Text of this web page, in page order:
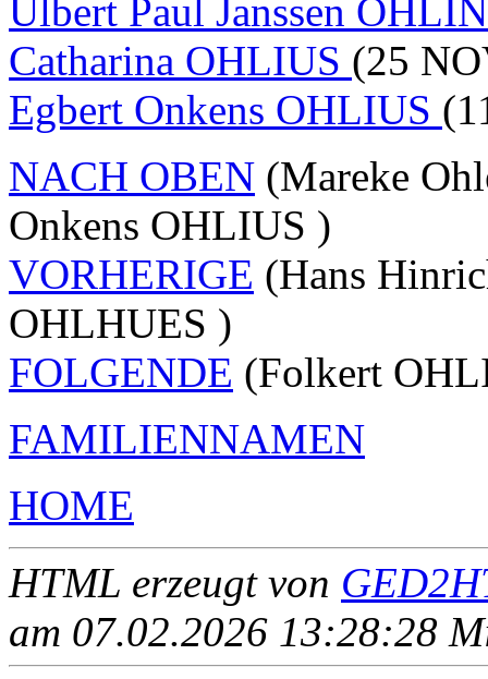
Ülbert Paul Janssen
Catharina OHLIUS (25
Egbert Onkens OHLIUS
NACH OBEN (Mareke
Onkens OHLIUS )
VORHERIGE (Hans
OHLHUES )
FOLGENDE (Folkert
FAMILIENNAMEN
HOME
HTML erzeugt von
am 07.02.2026 13:28:28